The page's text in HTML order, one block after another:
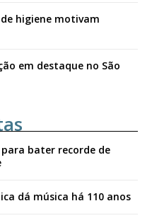
higiene motivam
em destaque no São
bater recorde de
dá música há 110 anos